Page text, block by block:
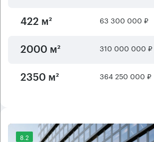
422 м² 63 300 000 ₽
2000 м² 310 000 000 ₽
2350 м² 364 250 000 ₽
8.2